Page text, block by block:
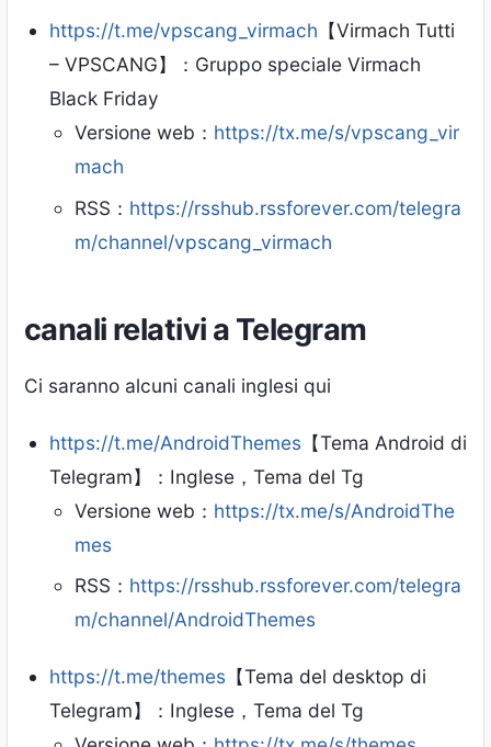
https://t.me/vpscang_virmach 【Virmach Tutti
– VPSCANG】：Gruppo speciale Virmach
Black Friday
Versione web： https://tx.me/s/vpscang_vir
mach
RSS： https://rsshub.rssforever.com/telegra
m/channel/vpscang_virmach
canali relativi a Telegram
Ci saranno alcuni canali inglesi qui
https://t.me/AndroidThemes 【Tema Android di
Telegram】：Inglese，Tema del Tg
Versione web： https://tx.me/s/AndroidThe
mes
RSS： https://rsshub.rssforever.com/telegra
m/channel/AndroidThemes
https://t.me/themes 【Tema del desktop di
Telegram】：Inglese，Tema del Tg